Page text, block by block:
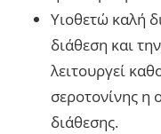
Υιοθετώ καλή
διάθεση και
λειτουργεί
σεροτονίνης η
διάθεσης.